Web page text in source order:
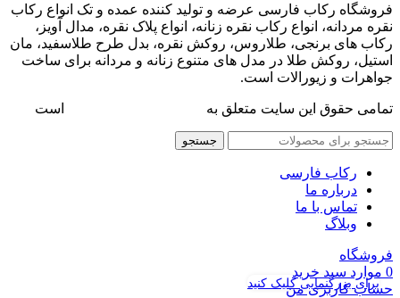
برای بزرگنمایی کلیک کنید
فروشگاه رکاب فارسی عرضه و تولید کننده عمده و تک انواع رکاب
نقره مردانه، انواع رکاب نقره زنانه، انواع پلاک نقره، مدال آویز،
رکاب های برنجی، طلاروس، روکش نقره، بدل طرح طلاسفید، مان
استیل، روکش طلا در مدل های متنوع زنانه و مردانه برای ساخت
جواهرات و زیورالات است.
تمامی حقوق این سایت متعلق به است
جستجو
رکاب فارسی
درباره ما
تماس با ما
وبلاگ
فروشگاه
0 موارد سبد خرید
حساب کاربری من